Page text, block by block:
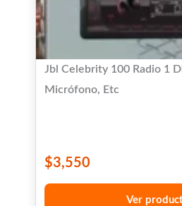
Jbl Celebrity 100 Radio 1
Micrófono, Etc
$3,550
Ver